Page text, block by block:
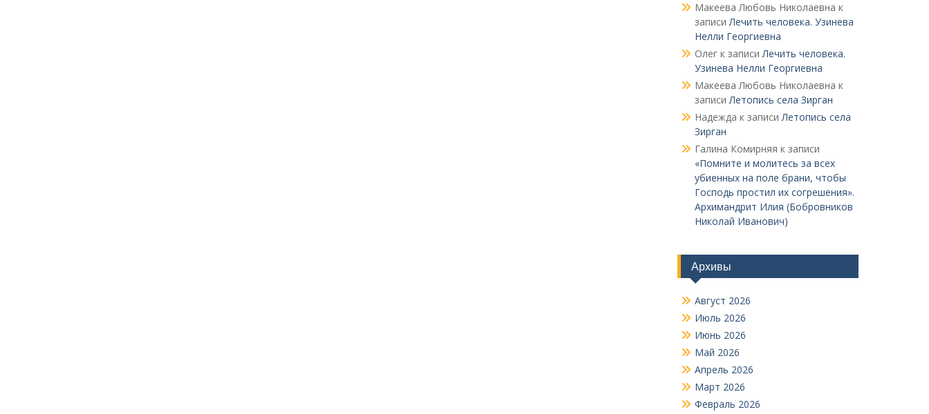
Макеева Любовь Николаевна к
записиЛечить человека. Узинева
Нелли Георгиевна
Олегк записиЛечить человека.
Узинева Нелли Георгиевна
Макеева Любовь Николаевна к
записиЛетопись села Зирган
Надежда к записиЛетопись села
Зирган
Галина Комирняя к записи
«Помните и молитесь за всех
убиенных на поле брани, чтобы
Господь простил их согрешения».
Архимандрит Илия (Бобровников
Николай Иванович)
Архивы
Август 2026
Июль 2026
Июнь 2026
Май 2026
Апрель 2026
Март 2026
Февраль 2026